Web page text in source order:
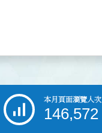
本月頁面瀏覽人次
146,572